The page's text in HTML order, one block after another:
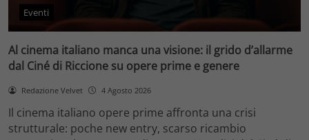
Eventi
Al cinema italiano manca una visione: il grido d’allarme
dal Ciné di Riccione su opere prime e genere
Redazione Velvet 4 Agosto 2026
Il cinema italiano opere prime affronta una crisi
strutturale: poche new entry, scarso ricambio